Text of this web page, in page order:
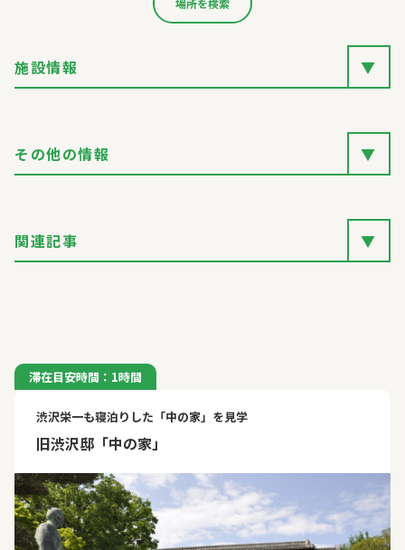
場所を検索
施設情報 ▼
その他の情報 ▼
関連記事 ▼
滞在目安時間：1時間
渋沢栄一も寝泊りした「中の家」を見学
旧渋沢邸「中の家」